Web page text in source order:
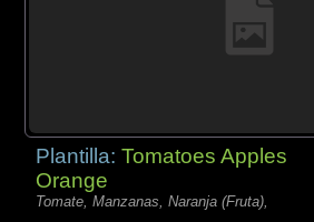
Plantilla:Tomatoes Apples
Orange
Tomate, Manzanas, Naranja (Fruta),